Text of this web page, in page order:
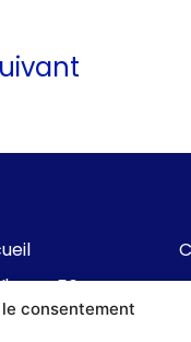
consentement
56